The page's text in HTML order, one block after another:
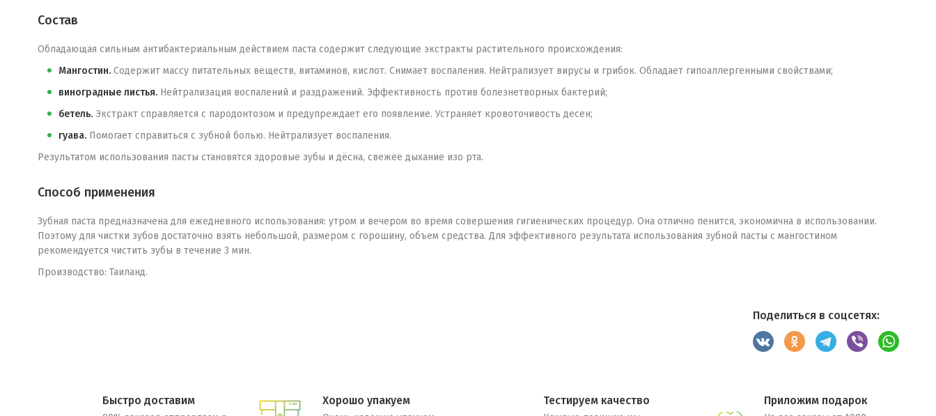
Состав
Обладающая сильным антибактериальным действием паста содержит следующие экстракты растительного происхождения:
Мангостин.Содержит массу питательных веществ, витаминов, кислот. Снимает воспаления. Нейтрализует вирусы и грибок. Обладает гипоаллергенными свойствами;
виноградные листья.Нейтрализация воспалений и раздражений. Эффективность против болезнетворных бактерий;
бетель.Экстракт справляется с пародонтозом и предупреждает его появление. Устраняет кровоточивость десен;
гуава.Помогает справиться с зубной болью. Нейтрализует воспаления.
Результатом использования пасты становятся здоровые зубы и дёсна, свежее дыхание изо рта.
Способ применения
Зубная паста предназначена для ежедневного использования: утром и вечером во время совершения гигиенических процедур. Она отлично пенится, экономична в использовании.
Поэтому для чистки зубов достаточно взять небольшой, размером с горошину, объем средства. Для эффективного результата использования зубной пасты с мангостином
рекомендуется чистить зубы в течение 3 мин.
Производство: Таиланд.
Поделиться в соцсетях:
Быстро доставим Хорошо упакуем Тестируем качество Приложим подарок